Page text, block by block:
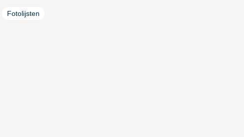
Fotolijsten